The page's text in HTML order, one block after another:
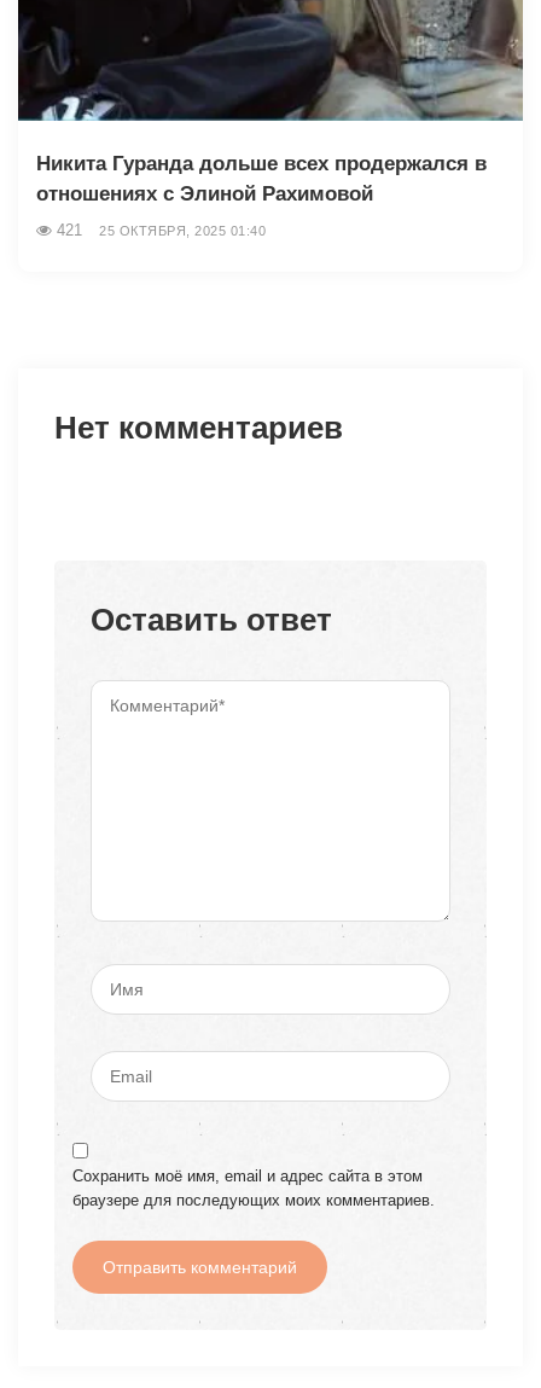
Никита Гуранда дольше всех продержался в
отношениях с Элиной Рахимовой
421 25 ОКТЯБРЯ, 2025 01:40
Нет комментариев
Оставить ответ
Сохранить моё имя, email и адрес сайта в этом
браузере для последующих моих комментариев.